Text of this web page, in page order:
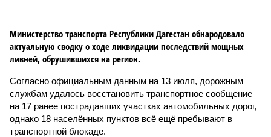
Министерство транспорта Республики Дагестан обнародовало
актуальную сводку о ходе ликвидации последствий мощных
ливней, обрушившихся на регион.
Согласно официальным данным на 13 июля, дорожным
службам удалось восстановить транспортное сообщение
на 17 ранее пострадавших участках автомобильных дорог,
однако 18 населённых пунктов всё ещё пребывают в
транспортной блокаде.